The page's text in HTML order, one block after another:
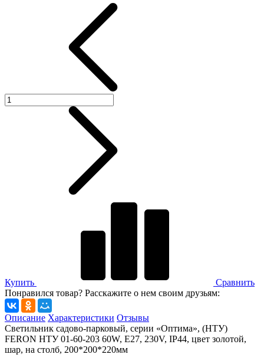
Купить
Сравнить
Понравился товар? Расскажите о нем своим друзьям:
Описание Характеристики Отзывы
Светильник садово-парковый, серии «Оптима», (НТУ)
FERON НТУ 01-60-203 60W, E27, 230V, IP44, цвет золотой,
шар, на столб, 200*200*220мм